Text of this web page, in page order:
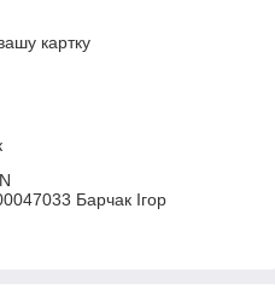
картку
Барчак Ігор